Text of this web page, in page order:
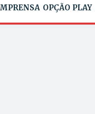
OPÇÃO PLAY